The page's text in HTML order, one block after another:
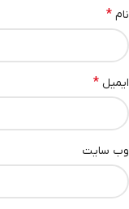
نام *
ایمیل *
وب‌ سایت